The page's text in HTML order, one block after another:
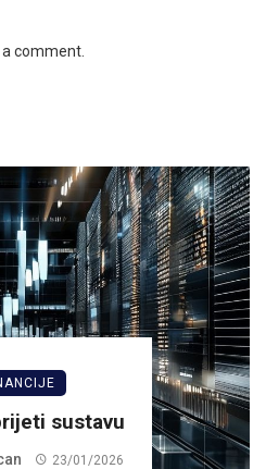
comment.
sustavu
23/01/2026